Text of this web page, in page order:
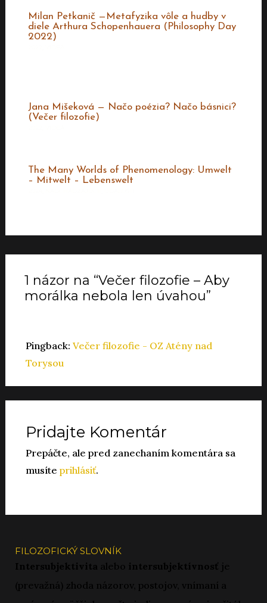
Milan Petkanič —Metafyzika vôle a hudby v
diele Arthura Schopenhauera (Philosophy Day
2022)
Jana Mišeková — Načo poézia? Načo básnici?
(Večer filozofie)
The Many Worlds of Phenomenology: Umwelt
– Mitwelt – Lebenswelt
1 názor na “Večer filozofie – Aby
morálka nebola len úvahou”
Pingback: Večer filozofie - OZ Atény nad
Torysou
Pridajte Komentár
Prepáčte, ale pred zanechaním komentára sa
musíte prihlásiť.
FILOZOFICKÝ SLOVNÍK
Intersubjektivita alebo intersubjektívnosť je
(prevažná) zhoda názorov, postojov, vnímaní a